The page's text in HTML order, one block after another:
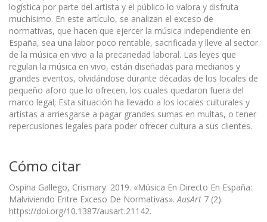
logística por parte del artista y el público lo valora y disfruta
muchísimo. En este artículo, se analizan el exceso de
normativas, que hacen que ejercer la música independiente en
España, sea una labor poco rentable, sacrificada y lleve al sector
de la música en vivo a la precariedad laboral. Las leyes que
regulan la música en vivo, están diseñadas para medianos y
grandes eventos, olvidándose durante décadas de los locales de
pequeño aforo que lo ofrecen, los cuales quedaron fuera del
marco legal; Esta situación ha llevado a los locales culturales y
artistas a arriesgarse a pagar grandes sumas en multas, o tener
repercusiones legales para poder ofrecer cultura a sus clientes.
Cómo citar
Ospina Gallego, Crismary. 2019. «Música En Directo En España:
Malviviendo Entre Exceso De Normativas». AusArt 7 (2).
https://doi.org/10.1387/ausart.21142.